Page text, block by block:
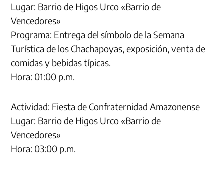
Lugar: Barrio de Higos Urco «Barrio de
Vencedores»
Programa: Entrega del símbolo de la Semana
Turística de los Chachapoyas, exposición, venta de
comidas y bebidas típicas.
Hora: 01:00 p.m.
Actividad: Fiesta de Confraternidad Amazonense
Lugar: Barrio de Higos Urco «Barrio de
Vencedores»
Hora: 03:00 p.m.